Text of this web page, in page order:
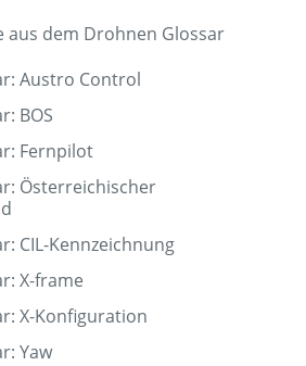
aus dem Drohnen Glossar
Austro Control
BOS
Fernpilot
Österreichischer
CIL-Kennzeichnung
X-frame
X-Konfiguration
Yaw